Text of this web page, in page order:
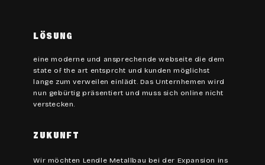
LÖSUNG
eine moderne und ansprechende webseite die dem
state of the art entsprcht und kunden möglichst
lange zum verweilen einlädt. Das Unternhemen wird
nun gebürtig präsentiert und muss sich online nicht
verstecken.
ZUKUNFT
Wir möchten Lendle Metallbau bei der Expansion ins